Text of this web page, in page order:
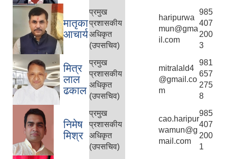
मातृका
आचार्य
प्रमुख
प्रशासकीय
अधिकृत
(उपसचिव)
haripurwa
mun@gma
il.com
985
407
200
3
मित्र
लाल
ढकाल
प्रमुख
प्रशासकीय
अधिकृत
(उपसचिव)
mitralald4
@gmail.co
m
981
657
275
8
निमेष
मिश्र
प्रमुख
प्रशासकीय
अधिकृत
(उपसचिव)
cao.haripur
wamun@g
mail.com
985
407
200
1